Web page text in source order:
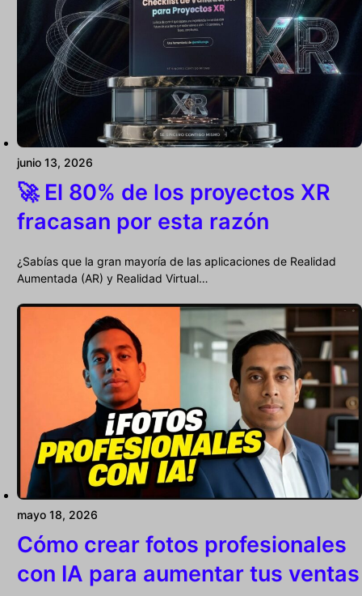
junio 13, 2026
🚀 El 80% de los proyectos XR
fracasan por esta razón
¿Sabías que la gran mayoría de las aplicaciones de Realidad
Aumentada (AR) y Realidad Virtual…
mayo 18, 2026
Cómo crear fotos profesionales
con IA para aumentar tus ventas